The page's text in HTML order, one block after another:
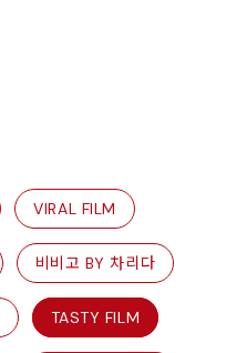
VIRAL FILM
비비고 BY 차리다
TASTY FILM